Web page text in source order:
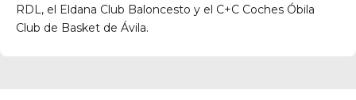
RDL, el Eldana Club Baloncesto y el C+C Coches Óbila
Club de Basket de Ávila.